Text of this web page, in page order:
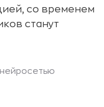
со временем
станут